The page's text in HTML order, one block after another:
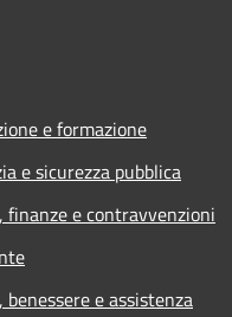
e formazione
e sicurezza pubblica
finanze e contravvenzioni
benessere e assistenza